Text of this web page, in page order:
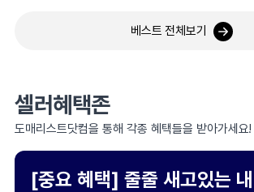
베스트 전체보기
셀러혜택존
도매리스트닷컴을 통해 각종 혜택들을 받아가세요!
[중요 혜택] 줄줄 새고있는